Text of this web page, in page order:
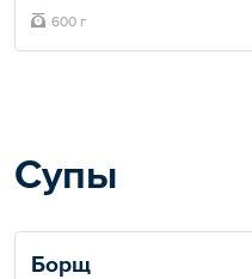
— Лаваш — 50 г
600 г
Супы
Борщ